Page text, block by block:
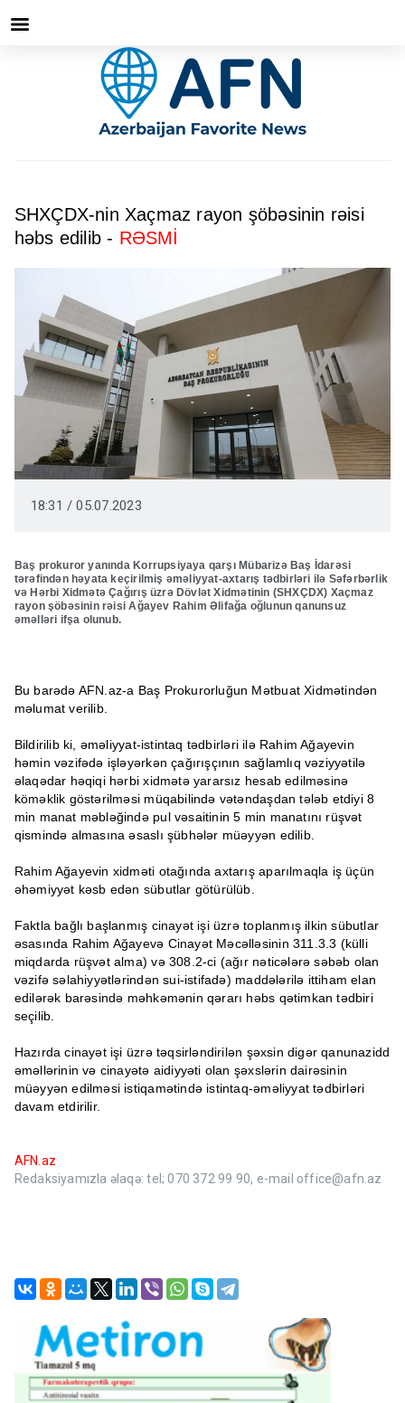
SHXÇDX-nin Xaçmaz rayon şöbəsinin rəisi
həbs edilib - RƏSMİ
18:31 / 05.07.2023
Baş prokuror yanında Korrupsiyaya qarşı Mübarizə Baş İdarəsi
tərəfindən həyata keçirilmiş əməliyyat-axtarış tədbirləri ilə Səfərbərlik
və Hərbi Xidmətə Çağırış üzrə Dövlət Xidmətinin (SHXÇDX) Xaçmaz
rayon şöbəsinin rəisi Ağayev Rahim Əlifağa oğlunun qanunsuz
əməlləri ifşa olunub.
Bu barədə AFN.az-a Baş Prokurorluğun Mətbuat Xidmətindən
məlumat verilib.
Bildirilib ki, əməliyyat-istintaq tədbirləri ilə Rahim Ağayevin
həmin vəzifədə işləyərkən çağırışçının sağlamlıq vəziyyətilə
əlaqədar həqiqi hərbi xidmətə yararsız hesab edilməsinə
köməklik göstərilməsi müqabilində vətəndaşdan tələb etdiyi 8
min manat məbləğində pul vəsaitinin 5 min manatını rüşvət
qismində almasına əsaslı şübhələr müəyyən edilib.
Rahim Ağayevin xidməti otağında axtarış aparılmaqla iş üçün
əhəmiyyət kəsb edən sübutlar götürülüb.
Faktla bağlı başlanmış cinayət işi üzrə toplanmış ilkin sübutlar
əsasında Rahim Ağayevə Cinayət Məcəlləsinin 311.3.3 (külli
miqdarda rüşvət alma) və 308.2-ci (ağır nəticələrə səbəb olan
vəzifə səlahiyyətlərindən sui-istifadə) maddələrilə ittiham elan
edilərək barəsində məhkəmənin qərarı həbs qətimkan tədbiri
seçilib.
Hazırda cinayət işi üzrə təqsirləndirilən şəxsin digər qanunazidd
əməllərinin və cinayətə aidiyyəti olan şəxslərin dairəsinin
müəyyən edilməsi istiqamətində istintaq-əməliyyat tədbirləri
davam etdirilir.
AFN.az
Redaksiyamızla əlaqə: tel; 070 372 99 90, e-mail office@afn.az